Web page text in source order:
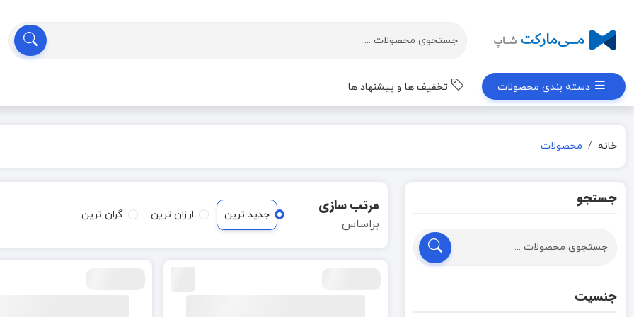
دسته بندی محصولات تخفیف ها و پیشنهاد ها
خانه محصولات
جستجو
جنسیت
مرتب سازی
براساس
جدید ترین ارزان ترین گران ترین